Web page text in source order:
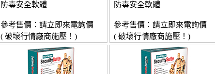
防毒安全軟體
參考售價：請立即來電詢價
( 破壞行情廠商施壓！)
防毒安全軟體
參考售價：請立即來電詢價
( 破壞行情廠商施壓！)